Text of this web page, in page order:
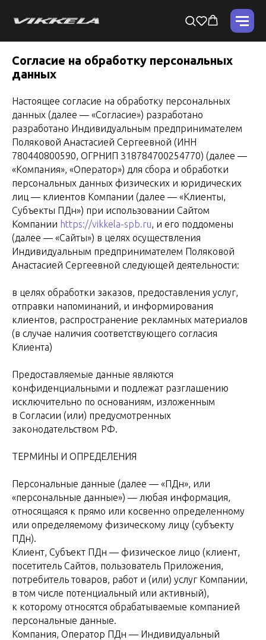
Согласие на обработку персональных
данных
Настоящее согласие на обработку персональных
данных (далее — «Согласие») разработано
разработано Индивидуальным предпринимателем
Поляковой Анастасией Сергеевной (ИНН
780440800590, ОГРНИП 318784700254770) (далее —
«Компания», «Оператор») для сбора и обработки
персональных данных физических и юридических
лиц — клиентов Компании (далее — «Клиенты,
Субъекты ПДн») при использовании Сайтом
Компании https://vikkela-spb.ru, и его поддомены
(далее — «Сайты») в целях осуществления
Индивидуальным предпринимателем Поляковой
Анастасией Сергеевной следующей деятельности:
в целях обработки заказов, предоставления услуг,
отправки напоминаний, и информирования
клиентов, распространение рекламных материалов
(в случае наличия соответствующего согласия
Клиента)
Предоставляемые данные являются
конфиденциальными и подлежат разглашению
исключительно по основаниям, изложенным
в Согласии (или) предусмотренных
законодательством РФ.
ТЕРМИНЫ И ОПРЕДЕЛЕНИЯ
Персональные данные (далее — «ПДн», или
«персональные данные») — любая информация,
относящаяся к прямо или косвенно определенному
или определяемому физическому лицу (субъекту
ПДн).
Клиент, Субъект ПДн — физическое лицо (клиент,
посетитель Сайтов, пользователь Приложения,
потребитель товаров, работ и (или) услуг Компании,
в том числе потенциальный или активный),
к которому относятся обрабатываемые компанией
персональные данные.
Компания, Оператор ПДн — Индивидуальный